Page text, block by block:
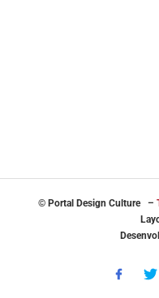
© Portal Design Culture –